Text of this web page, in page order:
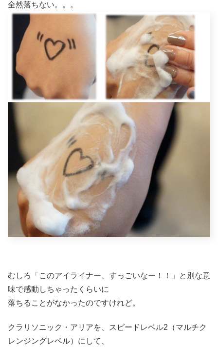
全然落ちない。。。
むしろ「このアイライナー、すっごいなー！！」と別な意
味で感動しちゃったくらいに
落ちることがなかったのですけれど。
クラリソニック・アリアを、スピードレベル2（マルチク
レンジングレベル）にして、